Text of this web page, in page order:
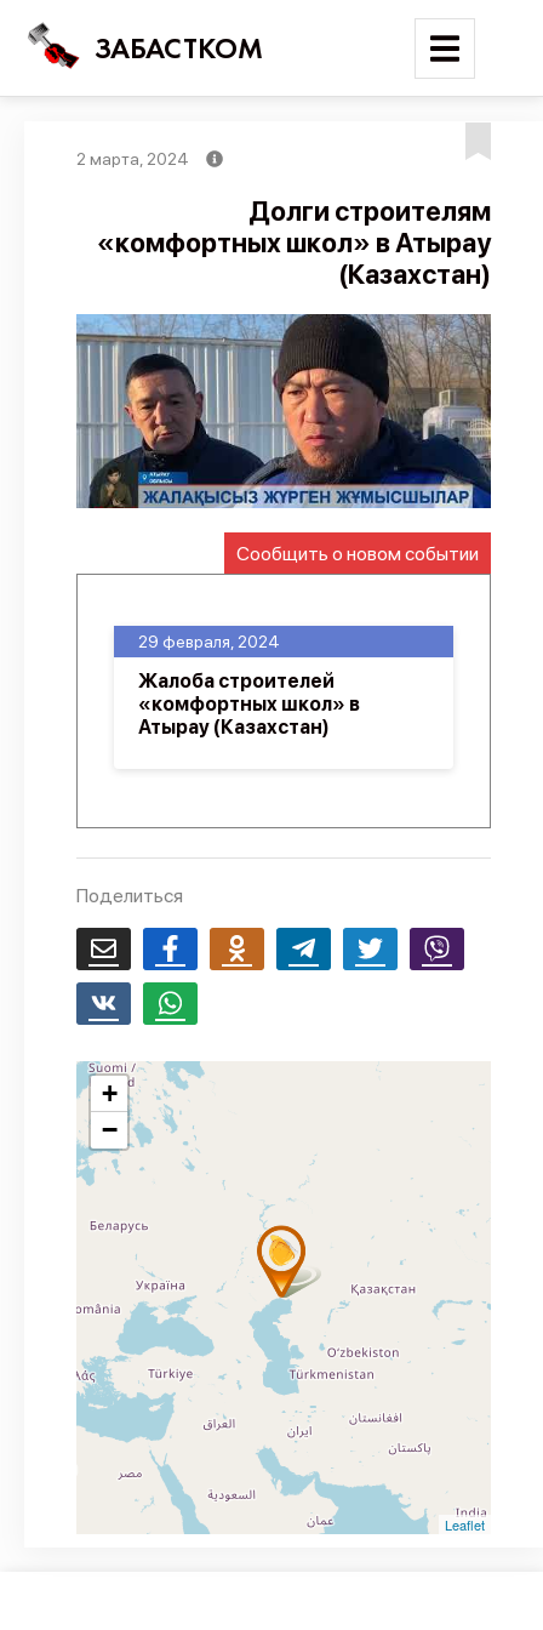
ЗАБАСТКОМ
Поиск
Карта событий
Трудовые конфликты
Отчеты
Предложить публикацию
Справочник
API
О проекте
2 марта, 2024
Долги строителям
«комфортных школ» в Атырау
(Казахстан)
Сообщить о новом событии
29 февраля, 2024
Жалоба строителей
«комфортных школ» в
Атырау (Казахстан)
Поделиться
+
−
Leaflet